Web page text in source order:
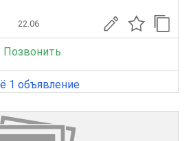
22.06
Позвонить
1 объявление